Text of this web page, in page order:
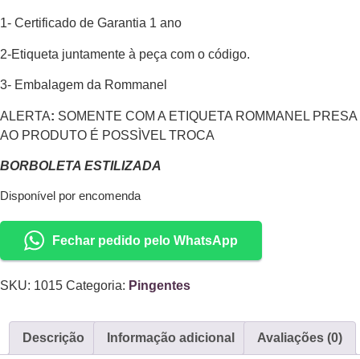
1- Certificado de Garantia 1 ano
2-Etiqueta juntamente à peça com o código.
3- Embalagem da Rommanel
ALERTA: SOMENTE COM A ETIQUETA ROMMANEL PRESA
AO PRODUTO É POSSÌVEL TROCA
BORBOLETA ESTILIZADA
Disponível por encomenda
Fechar pedido pelo WhatsApp
SKU: 1015 Categoria: Pingentes
Descrição Informação adicional Avaliações (0)